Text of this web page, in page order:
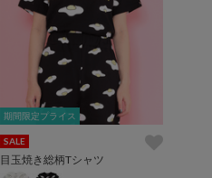
期間限定プライス
期間限定プライス
SALE
目玉焼き総柄Tシャツ